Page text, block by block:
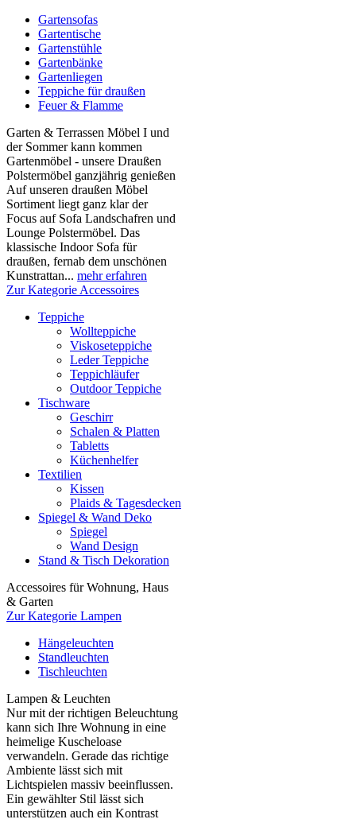
Gartensofas
Gartentische
Gartenstühle
Gartenbänke
Gartenliegen
Teppiche für draußen
Feuer & Flamme
Garten & Terrassen Möbel I und
der Sommer kann kommen
Gartenmöbel - unsere Draußen
Polstermöbel ganzjährig genießen
Auf unseren draußen Möbel
Sortiment liegt ganz klar der
Focus auf Sofa Landschafren und
Lounge Polstermöbel. Das
klassische Indoor Sofa für
draußen, fernab dem unschönen
Kunstrattan... mehr erfahren
Zur Kategorie Accessoires
Teppiche
Wollteppiche
Viskoseteppiche
Leder Teppiche
Teppichläufer
Outdoor Teppiche
Tischware
Geschirr
Schalen & Platten
Tabletts
Küchenhelfer
Textilien
Kissen
Plaids & Tagesdecken
Spiegel & Wand Deko
Spiegel
Wand Design
Stand & Tisch Dekoration
Accessoires für Wohnung, Haus
& Garten
Zur Kategorie Lampen
Hängeleuchten
Standleuchten
Tischleuchten
Lampen & Leuchten
Nur mit der richtigen Beleuchtung
kann sich Ihre Wohnung in eine
heimelige Kuscheloase
verwandeln. Gerade das richtige
Ambiente lässt sich mit
Lichtspielen massiv beeinflussen.
Ein gewählter Stil lässt sich
unterstützen auch ein Kontrast